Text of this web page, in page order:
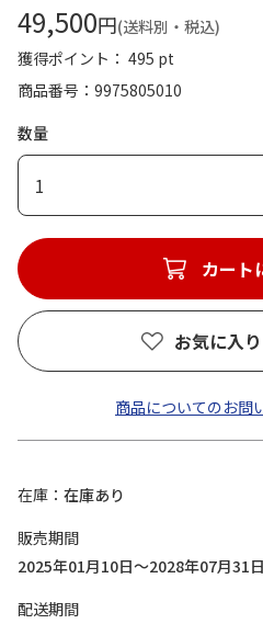
49,500円(送料別・税込)
獲得ポイント： 495 pt
商品番号
9975805010
数量
1
カート
お気に入
商品についてのお問
在庫
在庫あり
販売期間
2025年01月10日～2028年07月31日
配送期間